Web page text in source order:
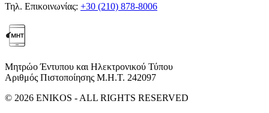
Τηλ. Επικοινωνίας: +30 (210) 878-8006
Μητρώο Έντυπου και Ηλεκτρονικού Τύπου
Αριθμός Πιστοποίησης Μ.Η.Τ. 242097
© 2026 ENIKOS - ALL RIGHTS RESERVED